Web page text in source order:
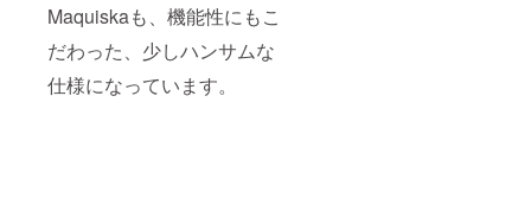
Maquiskaも、機能性にもこ
だわった、少しハンサムな
仕様になっています。